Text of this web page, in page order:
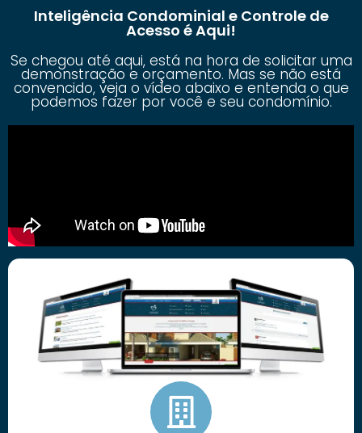
Inteligência Condominial e Controle de
Acesso é Aqui!
Se chegou até aqui, está na hora de solicitar uma
demonstração e orçamento. Mas se não está
convencido, veja o vídeo abaixo e entenda o que
podemos fazer por você e seu condomínio.